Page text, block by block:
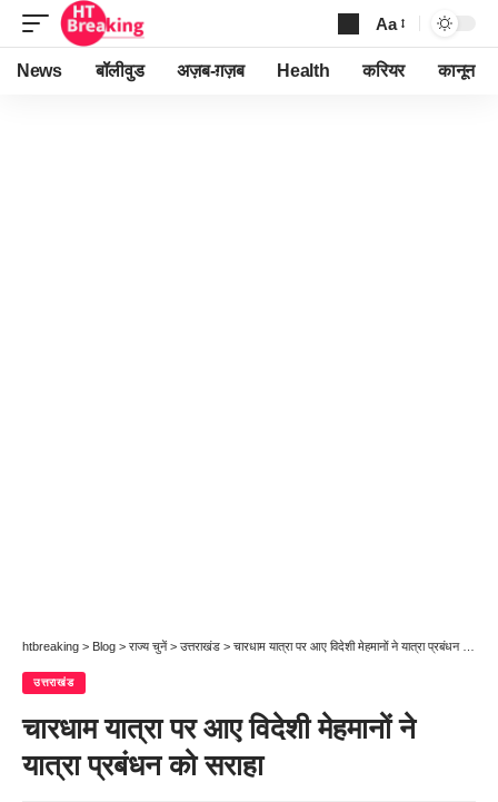
Font
Resizer
Aa
News बॉलीवुड अज़ब-ग़ज़ब Health करियर कानून
htbreaking > Blog > राज्य चुनें > उत्तराखंड > चारधाम यात्रा पर आए विदेशी मेहमानों ने यात्रा प्रबंधन को सराहा
उत्तराखंड
चारधाम यात्रा पर आए विदेशी मेहमानों ने
यात्रा प्रबंधन को सराहा